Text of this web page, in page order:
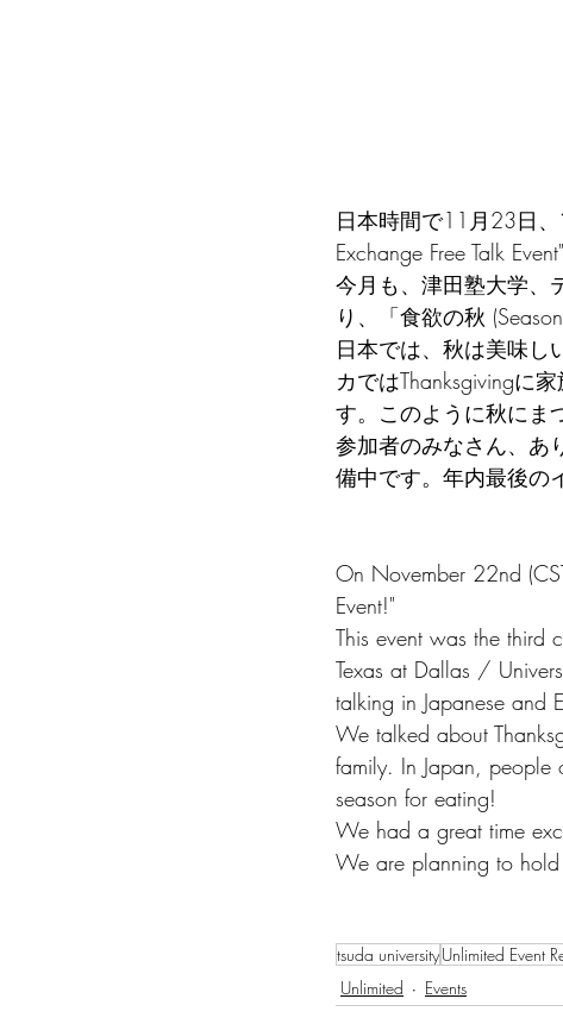
日本時間で11月23日
Exchange Free Talk
今月も、津田塾大学、
り、「食欲の秋
日本では、秋は美味し
カではThanksgivingに
す。このように秋にま
参加者のみなさん、あ
備中です。年内最後の
On November 22nd
Event!"
This event was the third
Texas at Dallas /
talking in Japanese and
We talked about
family. In Japan, people
season for eating!
We had a great time
We are planning to hold
tsuda universityUnlimited Event
Unlimited
Events